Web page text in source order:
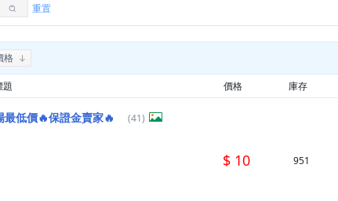
重置
格
題 價格 庫存
最低價🔥保證金賣家🔥
(41)
$ 10 951